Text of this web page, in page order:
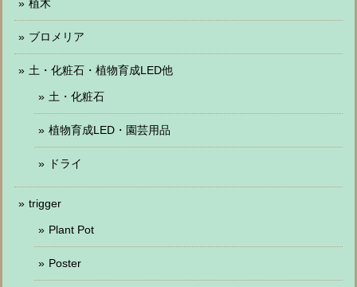
植木
ブロメリア
土・化粧石・植物育成LED他
土・化粧石
植物育成LED・園芸用品
ドライ
trigger
Plant Pot
Poster